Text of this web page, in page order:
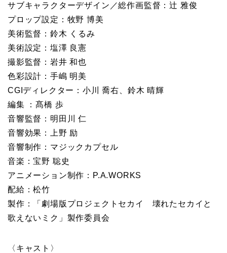
サブキャラクターデザイン／総作画監督：辻 雅俊
プロップ設定：牧野 博美
美術監督：鈴木 くるみ
美術設定：塩澤 良憲
撮影監督：岩井 和也
色彩設計：手嶋 明美
CGIディレクター：小川 喬右、鈴木 晴輝
編集 ：髙橋 歩
音響監督：明田川 仁
音響効果：上野 励
音響制作：マジックカプセル
音楽：宝野 聡史
アニメーション制作：P.A.WORKS
配給：松竹
製作：「劇場版プロジェクトセカイ 壊れたセカイと
歌えないミク」製作委員会
〈キャスト〉